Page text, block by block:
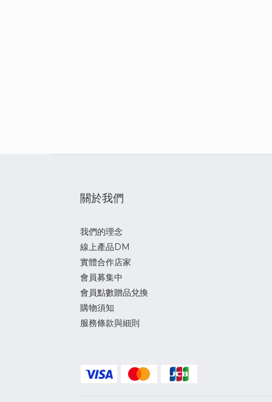
關於我們
我們的理念
線上產品DM
實體合作店家
會員募集中
會員點數贈品兌換
購物須知
服務條款與細則